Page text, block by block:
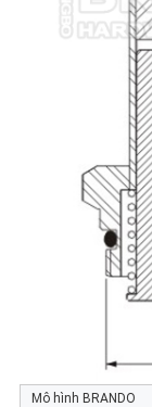
Mô hình BRANDO